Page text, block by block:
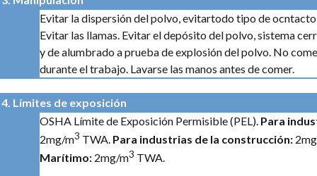
Evitar la dispersión del polvo, evitartodo tipo de
Evitar las llamas. Evitar el depósito del polvo, sistema
y de alumbrado a prueba de explosión del polvo. No
durante el trabajo. Lavarse las manos antes de comer.
4. Límites de exposición
OSHA Límite de Exposición Permisible (PEL). Para
2mg/m3 TWA. Para industrias de la construcción:
Marítimo: 2mg/m3 TWA.